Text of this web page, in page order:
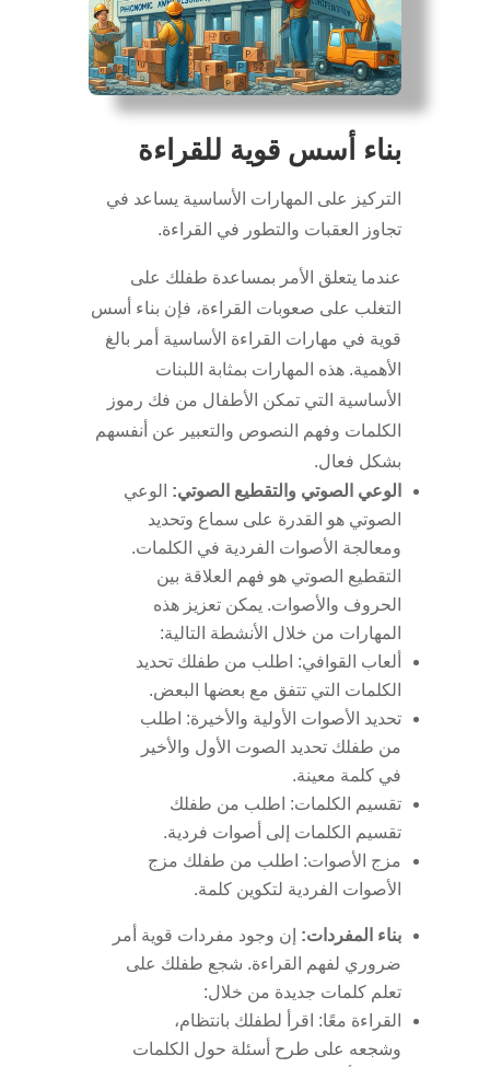
بناء أسس قوية للقراءة
التركيز على المهارات الأساسية يساعد في
تجاوز العقبات والتطور في القراءة.
عندما يتعلق الأمر بمساعدة طفلك على
التغلب على صعوبات القراءة، فإن بناء أسس
قوية في مهارات القراءة الأساسية أمر بالغ
الأهمية. هذه المهارات بمثابة اللبنات
الأساسية التي تمكن الأطفال من فك رموز
الكلمات وفهم النصوص والتعبير عن أنفسهم
بشكل فعال.
الوعي الصوتي والتقطيع الصوتي: الوعي
الصوتي هو القدرة على سماع وتحديد
ومعالجة الأصوات الفردية في الكلمات.
التقطيع الصوتي هو فهم العلاقة بين
الحروف والأصوات. يمكن تعزيز هذه
المهارات من خلال الأنشطة التالية:
ألعاب القوافي: اطلب من طفلك تحديد
الكلمات التي تتفق مع بعضها البعض.
تحديد الأصوات الأولية والأخيرة: اطلب
من طفلك تحديد الصوت الأول والأخير
في كلمة معينة.
تقسيم الكلمات: اطلب من طفلك
تقسيم الكلمات إلى أصوات فردية.
مزج الأصوات: اطلب من طفلك مزج
الأصوات الفردية لتكوين كلمة.
بناء المفردات: إن وجود مفردات قوية أمر
ضروري لفهم القراءة. شجع طفلك على
تعلم كلمات جديدة من خلال:
القراءة معًا: اقرأ لطفلك بانتظام،
وشجعه على طرح أسئلة حول الكلمات